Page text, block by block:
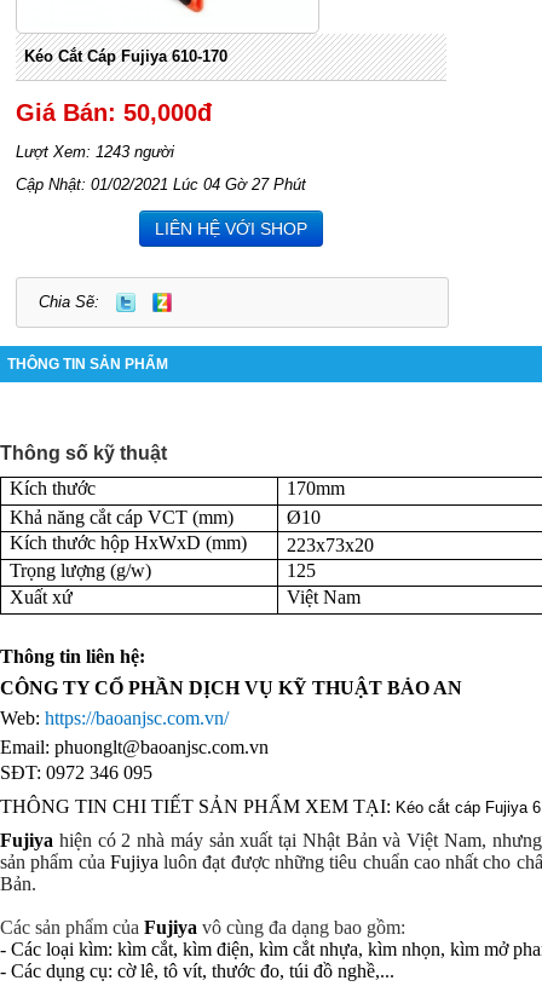
Kéo Cắt Cáp Fujiya 610-170
Giá Bán: 50,000đ
Lượt Xem: 1243 người
Cập Nhật: 01/02/2021 Lúc 04 Gờ 27 Phút
LIÊN HỆ VỚI SHOP
Chia Sẽ:
THÔNG TIN SẢN PHẨM
Thông số kỹ thuật
Kích thước
170mm
Khả năng cắt cáp VCT (mm)
Ø10
Kích thước hộp HxWxD (mm)
223x73x20
Trọng lượng (g/w)
125
Xuất xứ
Việt Nam
Thông tin liên hệ:
CÔNG TY CỔ PHẦN DỊCH VỤ KỸ THUẬT BẢO AN
Web: https://baoanjsc.com.vn/
Email: phuonglt@baoanjsc.com.vn
SĐT: 0972 346 095
THÔNG TIN CHI TIẾT SẢN PHẨM XEM TẠI: Kéo cắt cáp Fujiya
Fujiya hiện có 2 nhà máy sản xuất tại Nhật Bản và Việt Nam,
sản phẩm của Fujiya luôn đạt được những tiêu chuẩn cao nhất cho
Bản.
Các sản phẩm của Fujiya vô cùng đa dạng bao gồm:
- Các loại kìm: kìm cắt, kìm điện, kìm cắt nhựa, kìm nhọn, kìm mở
- Các dụng cụ: cờ lê, tô vít, thước đo, túi đồ nghề,...